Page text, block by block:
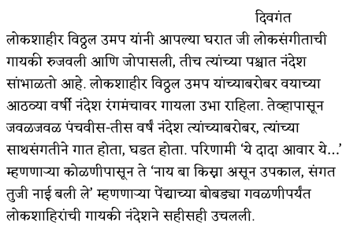
आदिवासींचा डॉक्टर, समाजसेवेचा ध्यास : डॉ. राहुल
जोशी
डेंग्यू: ताप उतरला म्हणजे धोका टळला असे नाही!
४ जुलै – इतिहासात घडलेल्या महत्त्वाच्या घटना
सुवर्ण – झळाळी
‘अर्थ’पूर्ण हास्य
अष्टपैलू : खंडू रांगणेकर
दिवगंत
लोकशाहीर विठ्ठल उमप यांनी आपल्या घरात जी लोकसंगीताची
गायकी रुजवली आणि जोपासली, तीच त्यांच्या पश्चात नंदेश
सांभाळतो आहे. लोकशाहीर विठ्ठल उमप यांच्याबरोबर वयाच्या
आठव्या वर्षी नंदेश रंगमंचावर गायला उभा राहिला. तेव्हापासून
जवळजवळ पंचवीस-तीस वर्षं नंदेश त्यांच्याबरोबर, त्यांच्या
साथसंगतीने गात होता, घडत होता. परिणामी ‘ये दादा आवार ये…’
म्हणणाऱ्या कोळणीपासून ते ‘नाय बा किस्ना असून उपकाल, संगत
तुजी नाई बली ले’ म्हणणाऱ्या पेंद्याच्या बोबड्या गवळणीपर्यंत
लोकशाहिरांची गायकी नंदेशने सहीसही उचलली.